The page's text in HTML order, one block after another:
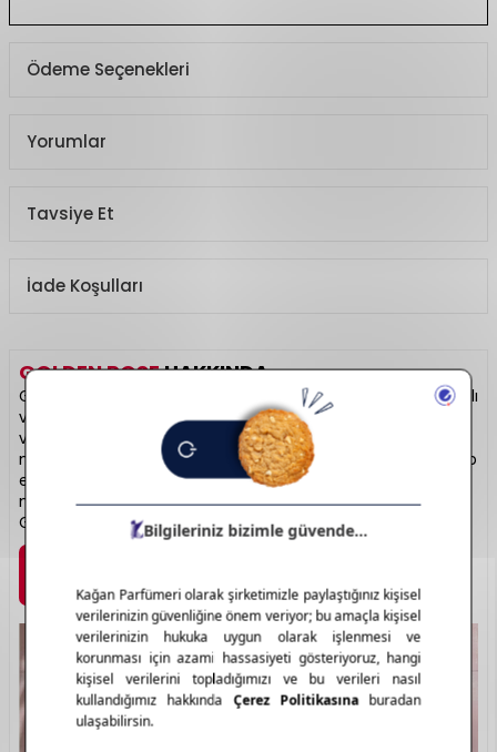
Ödeme Seçenekleri
Yorumlar
Tavsiye Et
İade Koşulları
GOLDEN ROSEHAKKINDA
Golden Rose, makyaj tutkunlarının favorisi olan uygun fiyatlı
ve kaliteli kozmetik ürünleriyle öne çıkar. Ruj, maskara, oje
ve far paletlerinde zengin renk seçenekleri sunar. Günlük
makyajdan profesyonel görünüme kadar her ihtiyaca hitap
eder. Kalıcı formüller ve modern ambalajlarla kullanıcı
memnuniyeti sağlar. Renkli kozmetikte güvenilir seçenek:
Golden Rose.